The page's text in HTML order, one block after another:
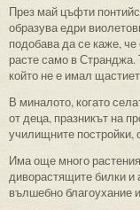
През май цъфти
образува едри
подобава да се каже,
расте само в Странджа.
който не е имал
В миналото, когато
от деца, празникът на
училищните постройки,
Има още много
диворастящите билки и
вълшебно благоухание